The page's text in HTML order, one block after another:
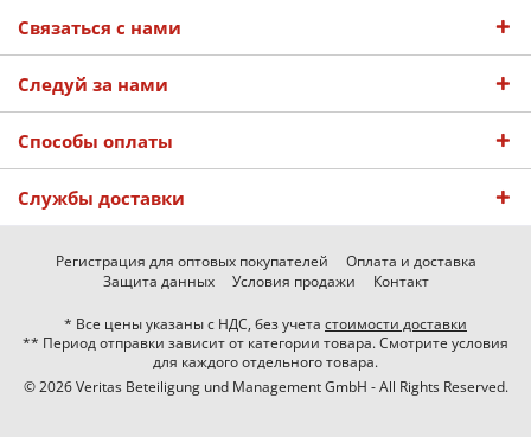
Связаться с нами
Следуй за нами
Способы оплаты
Службы доставки
Регистрация для оптовых покупателей
Оплата и доставка
Защита данных
Условия продажи Контакт
* Все цены указаны с НДС, без учета стоимости доставки
** Период отправки зависит от категории товара. Смотрите условия
для каждого отдельного товара.
© 2026 Veritas Beteiligung und Management GmbH - All Rights Reserved.